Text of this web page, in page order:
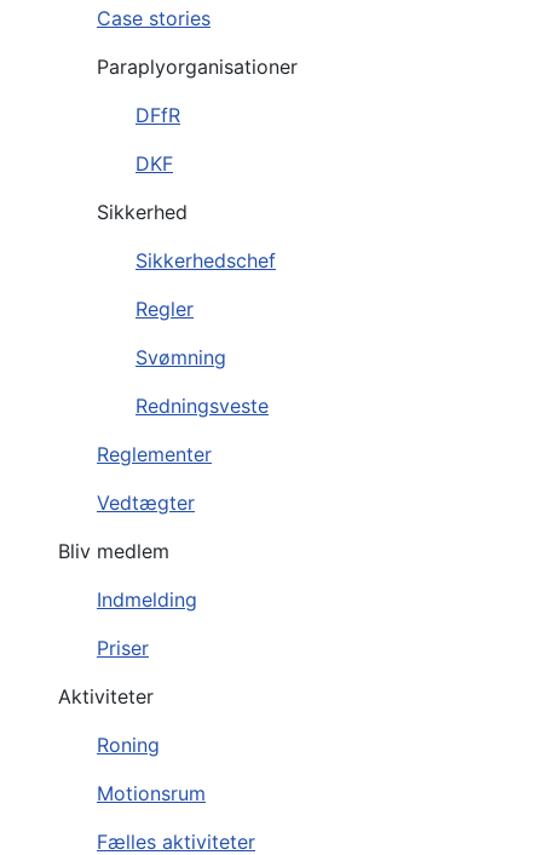
Case stories
Paraplyorganisationer
DFfR
DKF
Sikkerhed
Sikkerhedschef
Regler
Svømning
Redningsveste
Reglementer
Vedtægter
Bliv medlem
Indmelding
Priser
Aktiviteter
Roning
Motionsrum
Fælles aktiviteter